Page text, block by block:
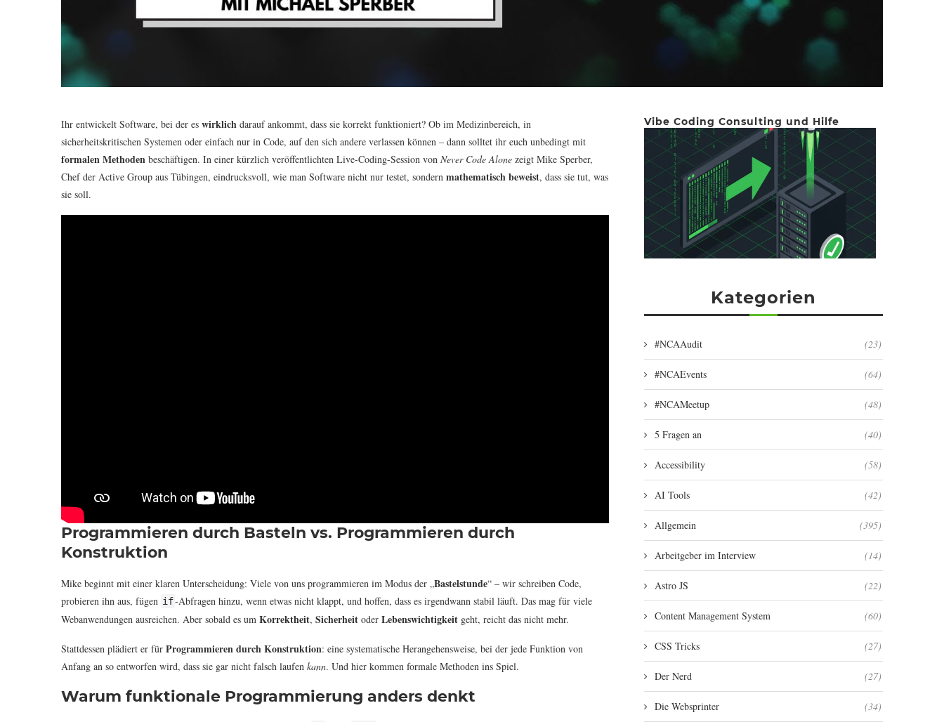
Ihr entwickelt Software, bei der es wirklich darauf ankommt, dass sie korrekt funktioniert? Ob im Medizinbereich, in
sicherheitskritischen Systemen oder einfach nur in Code, auf den sich andere verlassen können – dann solltet ihr euch unbedingt mit
formalen Methoden beschäftigen. In einer kürzlich veröffentlichten Live-Coding-Session von Never Code Alone zeigt Mike Sperber,
Chef der Active Group aus Tübingen, eindrucksvoll, wie man Software nicht nur testet, sondern mathematisch beweist, dass sie tut, was
sie soll.
Programmieren durch Basteln vs. Programmieren durch
Konstruktion
Mike beginnt mit einer klaren Unterscheidung: Viele von uns programmieren im Modus der „Bastelstunde“ – wir schreiben Code,
probieren ihn aus, fügen if-Abfragen hinzu, wenn etwas nicht klappt, und hoffen, dass es irgendwann stabil läuft. Das mag für viele
Webanwendungen ausreichen. Aber sobald es um Korrektheit, Sicherheit oder Lebenswichtigkeit geht, reicht das nicht mehr.
Stattdessen plädiert er für Programmieren durch Konstruktion: eine systematische Herangehensweise, bei der jede Funktion von
Anfang an so entworfen wird, dass sie gar nicht falsch laufen kann. Und hier kommen formale Methoden ins Spiel.
Warum funktionale Programmierung anders denkt
Vibe Coding Consulting und Hilfe
Kategorien
#NCAAudit (23)
#NCAEvents (64)
#NCAMeetup (48)
5 Fragen an (40)
Accessibility (58)
AI Tools (42)
Allgemein (395)
Arbeitgeber im Interview (14)
Astro JS (22)
Content Management System (60)
CSS Tricks (27)
Der Nerd (27)
Die Websprinter (34)